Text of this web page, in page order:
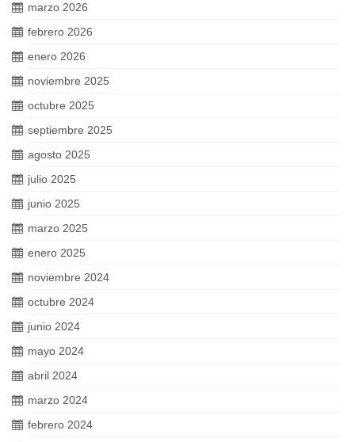
marzo 2026
febrero 2026
enero 2026
noviembre 2025
octubre 2025
septiembre 2025
agosto 2025
julio 2025
junio 2025
marzo 2025
enero 2025
noviembre 2024
octubre 2024
junio 2024
mayo 2024
abril 2024
marzo 2024
febrero 2024